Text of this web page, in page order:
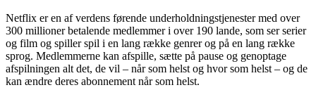
Netflix er en af verdens førende underholdningstjenester med over
300 millioner betalende medlemmer i over 190 lande, som ser serier
og film og spiller spil i en lang række genrer og på en lang række
sprog. Medlemmerne kan afspille, sætte på pause og genoptage
afspilningen alt det, de vil – når som helst og hvor som helst – og de
kan ændre deres abonnement når som helst.